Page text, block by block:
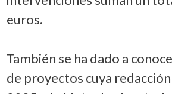
euros.
También se ha dado a
de proyectos cuya